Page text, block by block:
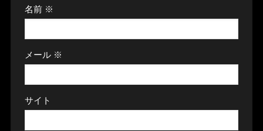
名前 ※
メール ※
サイト